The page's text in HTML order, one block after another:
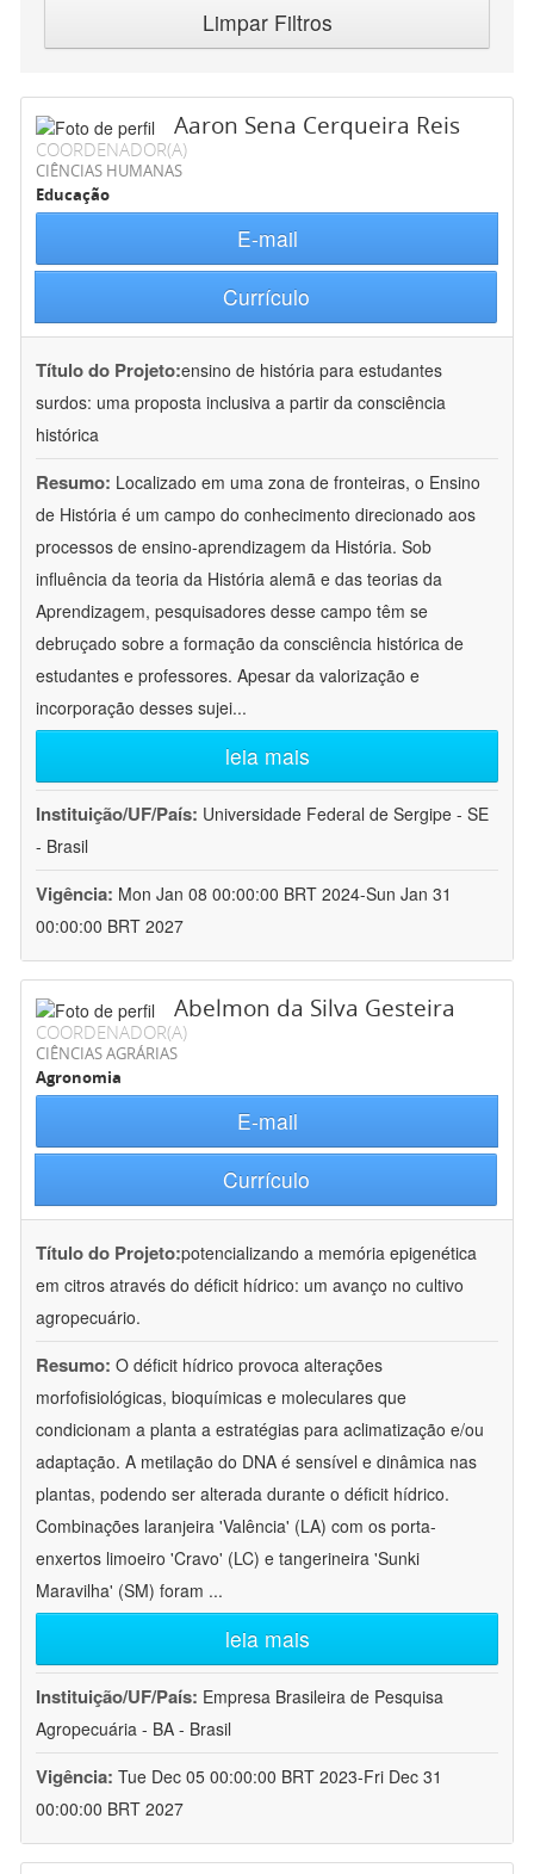
Limpar Filtros
Aaron Sena Cerqueira Reis
COORDENADOR(A)
CIÊNCIAS HUMANAS
Educação
E-mail
Currículo
Título do Projeto:ensino de história para estudantes
surdos: uma proposta inclusiva a partir da consciência
histórica
Resumo: Localizado em uma zona de fronteiras, o Ensino
de História é um campo do conhecimento direcionado aos
processos de ensino-aprendizagem da História. Sob
influência da teoria da História alemã e das teorias da
Aprendizagem, pesquisadores desse campo têm se
debruçado sobre a formação da consciência histórica de
estudantes e professores. Apesar da valorização e
incorporação desses sujei...
leia mais
Instituição/UF/País: Universidade Federal de Sergipe - SE
- Brasil
Vigência: Mon Jan 08 00:00:00 BRT 2024-Sun Jan 31
00:00:00 BRT 2027
Abelmon da Silva Gesteira
COORDENADOR(A)
CIÊNCIAS AGRÁRIAS
Agronomia
E-mail
Currículo
Título do Projeto:potencializando a memória epigenética
em citros através do déficit hídrico: um avanço no cultivo
agropecuário.
Resumo: O déficit hídrico provoca alterações
morfofisiológicas, bioquímicas e moleculares que
condicionam a planta a estratégias para aclimatização e/ou
adaptação. A metilação do DNA é sensível e dinâmica nas
plantas, podendo ser alterada durante o déficit hídrico.
Combinações laranjeira 'Valência' (LA) com os porta-
enxertos limoeiro 'Cravo' (LC) e tangerineira 'Sunki
Maravilha' (SM) foram ...
leia mais
Instituição/UF/País: Empresa Brasileira de Pesquisa
Agropecuária - BA - Brasil
Vigência: Tue Dec 05 00:00:00 BRT 2023-Fri Dec 31
00:00:00 BRT 2027